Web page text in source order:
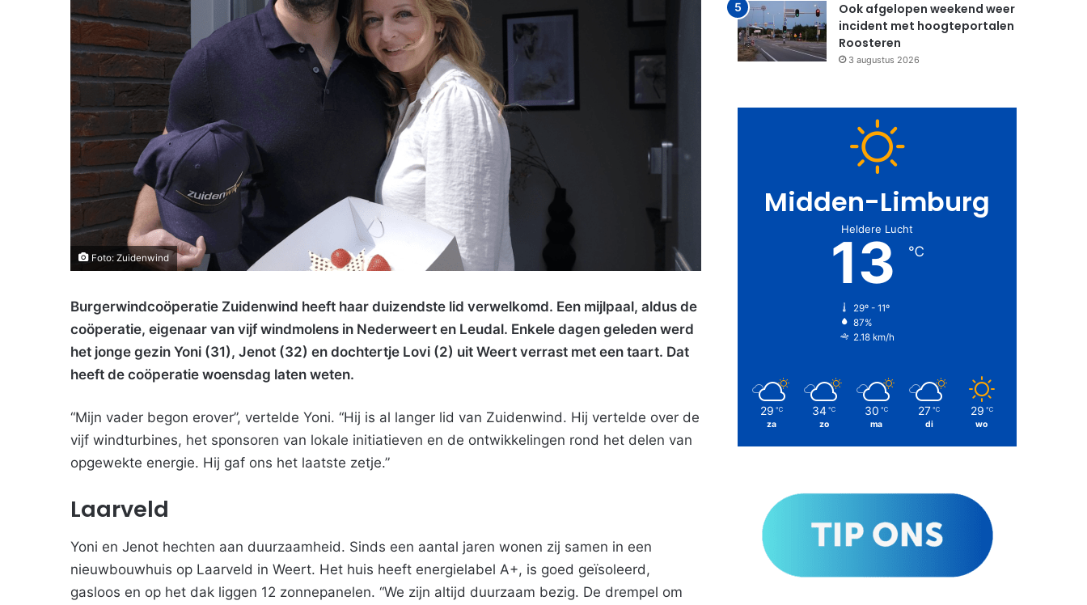
Foto: Zuidenwind
Burgerwindcoöperatie Zuidenwind heeft haar duizendste lid verwelkomd. Een mijlpaal, aldus de
coöperatie, eigenaar van vijf windmolens in Nederweert en Leudal. Enkele dagen geleden werd
het jonge gezin Yoni (31), Jenot (32) en dochtertje Lovi (2) uit Weert verrast met een taart. Dat
heeft de coöperatie woensdag laten weten.
“Mijn vader begon erover”, vertelde Yoni. “Hij is al langer lid van Zuidenwind. Hij vertelde over de
vijf windturbines, het sponsoren van lokale initiatieven en de ontwikkelingen rond het delen van
opgewekte energie. Hij gaf ons het laatste zetje.”
Laarveld
Yoni en Jenot hechten aan duurzaamheid. Sinds een aantal jaren wonen zij samen in een
nieuwbouwhuis op Laarveld in Weert. Het huis heeft energielabel A+, is goed geïsoleerd,
gasloos en op het dak liggen 12 zonnepanelen. “We zijn altijd duurzaam bezig. De drempel om
Ook afgelopen weekend weer
incident met hoogteportalen
Roosteren
3 augustus 2026
Midden-Limburg
Heldere Lucht
13 ℃
29º - 11º
87%
2.18 km/h
29 ℃
za
34 ℃
zo
30 ℃
ma
27 ℃
di
29 ℃
wo